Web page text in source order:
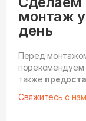
монтаж
день
Перед
порекомендуем
также
Свяжитесь с